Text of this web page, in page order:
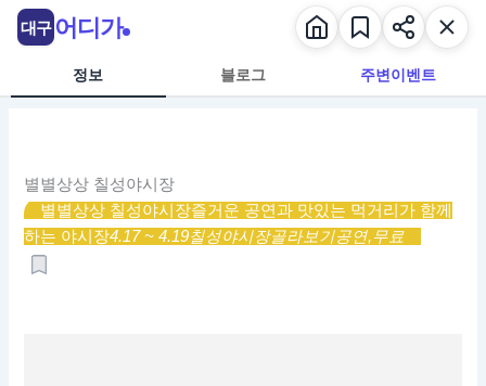
정보 블로그 주변이벤트
별별상상 칠성야시장
별별상상 칠성야시장즐거운 공연과 맛있는 먹거리가 함께
하는 야시장4.17 ~ 4.19칠성야시장골라보기공연,무료
대구 어디가